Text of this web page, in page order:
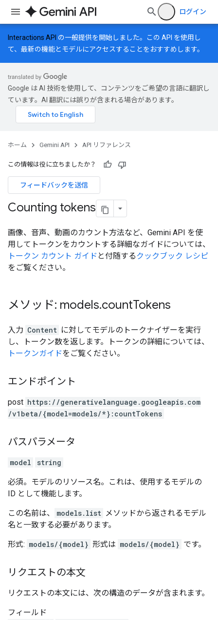
ログイン
Interactions API の一般提供を開始しました。この API を使用し
て、最新の機能とモデルにアクセスすることをおすすめします。
Google は AI 技術を使用して、コンテンツをご希望の言語に翻訳し
ています。AI 翻訳には誤りが含まれる場合があります。
ホーム Gemini API API リファレンス
この情報は役に立ちましたか？
フィードバックを送信
Counting tokens
画像、音声、動画のカウント方法など、Gemini API を使
用してトークンをカウントする詳細なガイドについては、
トークン カウント ガイド と付随するクックブック レシピ
をご覧ください。
メソッド: models.countTokens
入力 Content に対してモデルのトークナイザーを実行
し、トークン数を返します。トークンの詳細については、
トークンガイドをご覧ください。
エンドポイント
post https: / /generativelanguage.googleapis.com
/v1beta/{model=models/*}:countTokens
パスパラメータ
model string
必須。モデルのリソース名。これは、使用するモデルの
ID として機能します。
この名前は、 models.list メソッドから返されるモデル
名と一致する必要があります。
形式: models/{model} 形式は models/{model} です。
リクエストの本文
リクエストの本文には、次の構造のデータが含まれます。
フィールド